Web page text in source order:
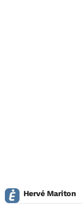
Hervé Mariton